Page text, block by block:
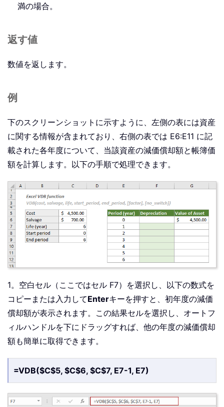
満の場合。
返す値
数値を返します。
例
下のスクリーンショットに示すように、左側の表には資産
に関する情報が含まれており、右側の表では E6:E11 に記
載された各年度について、当該資産の減価償却額と帳簿価
額を計算します。以下の手順で処理できます。
1。空白セル（ここではセル F7）を選択し、以下の数式を
コピーまたは入力してEnterキーを押すと、初年度の減価
償却額が表示されます。この結果セルを選択し、オートフ
ィルハンドルを下にドラッグすれば、他の年度の減価償却
額も簡単に取得できます。
=VDB($C$5, $C$6, $C$7, E7-1, E7)